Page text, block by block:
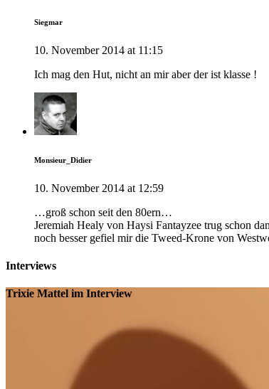
Siegmar
10. November 2014 at 11:15
Ich mag den Hut, nicht an mir aber der ist klasse !
Monsieur_Didier
10. November 2014 at 12:59
…groß schon seit den 80ern…
Jeremiah Healy von Haysi Fantayzee trug schon
noch besser gefiel mir die Tweed-Krone von
Interviews
Trixie Mattel im Interview